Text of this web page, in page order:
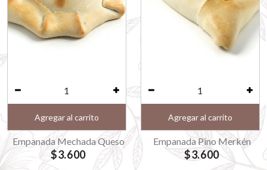
Agregar al carrito
Empanada Mechada Queso
$3.600
Agregar al carrito
Empanada Pino Merkén
$3.600